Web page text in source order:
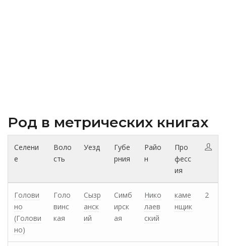
Род в метрических книгах
Селени
е
Воло
сть
Уезд
Губе
рния
Райо
н
Про
фесс
ия
Голови
но
(Голови
но)
Голо
винс
кая
Сызр
анск
ий
Симб
ирск
ая
Нико
лаев
ский
каме
нщик
2